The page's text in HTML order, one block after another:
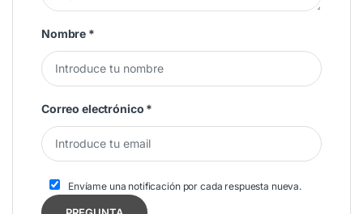
Nombre *
Correo electrónico *
Envíame una notificación por cada respuesta nueva.